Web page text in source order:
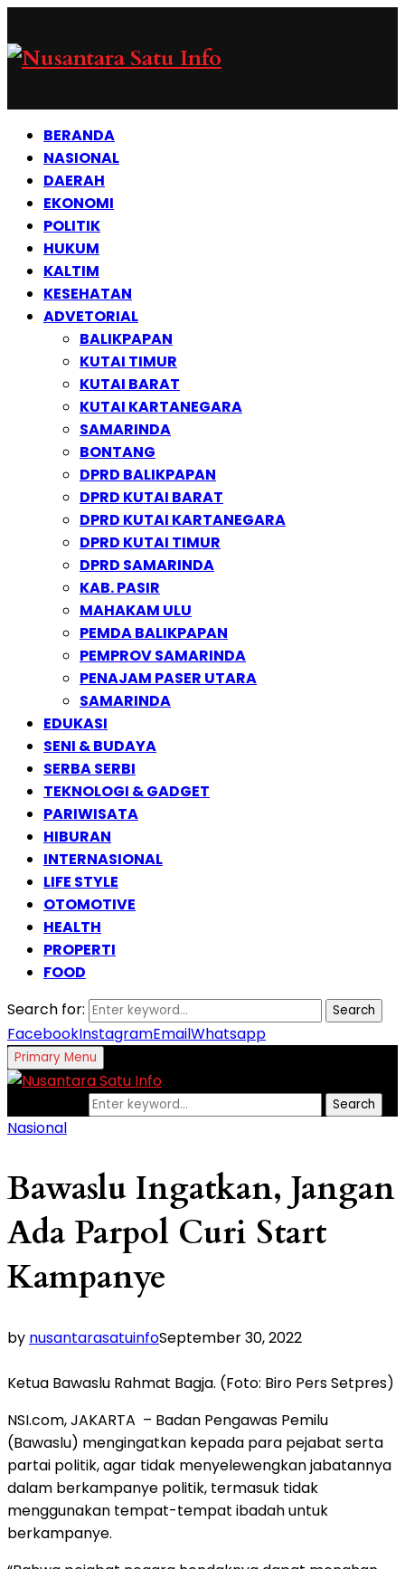
BERANDA
NASIONAL
DAERAH
EKONOMI
POLITIK
HUKUM
KALTIM
KESEHATAN
ADVETORIAL
BALIKPAPAN
KUTAI TIMUR
KUTAI BARAT
KUTAI KARTANEGARA
SAMARINDA
BONTANG
DPRD BALIKPAPAN
DPRD KUTAI BARAT
DPRD KUTAI KARTANEGARA
DPRD KUTAI TIMUR
DPRD SAMARINDA
KAB. PASIR
MAHAKAM ULU
PEMDA BALIKPAPAN
PEMPROV SAMARINDA
PENAJAM PASER UTARA
SAMARINDA
EDUKASI
SENI & BUDAYA
SERBA SERBI
TEKNOLOGI & GADGET
PARIWISATA
HIBURAN
INTERNASIONAL
LIFE STYLE
OTOMOTIVE
HEALTH
PROPERTI
FOOD
Search for:
Search
FacebookInstagramEmailWhatsapp
Primary Menu
Search
Nasional
Bawaslu Ingatkan, Jangan
Ada Parpol Curi Start
Kampanye
by nusantarasatuinfoSeptember 30, 2022
Ketua Bawaslu Rahmat Bagja. (Foto: Biro Pers Setpres)
NSI.com, JAKARTA – Badan Pengawas Pemilu
(Bawaslu) mengingatkan kepada para pejabat serta
partai politik, agar tidak menyelewengkan jabatannya
dalam berkampanye politik, termasuk tidak
menggunakan tempat-tempat ibadah untuk
berkampanye.